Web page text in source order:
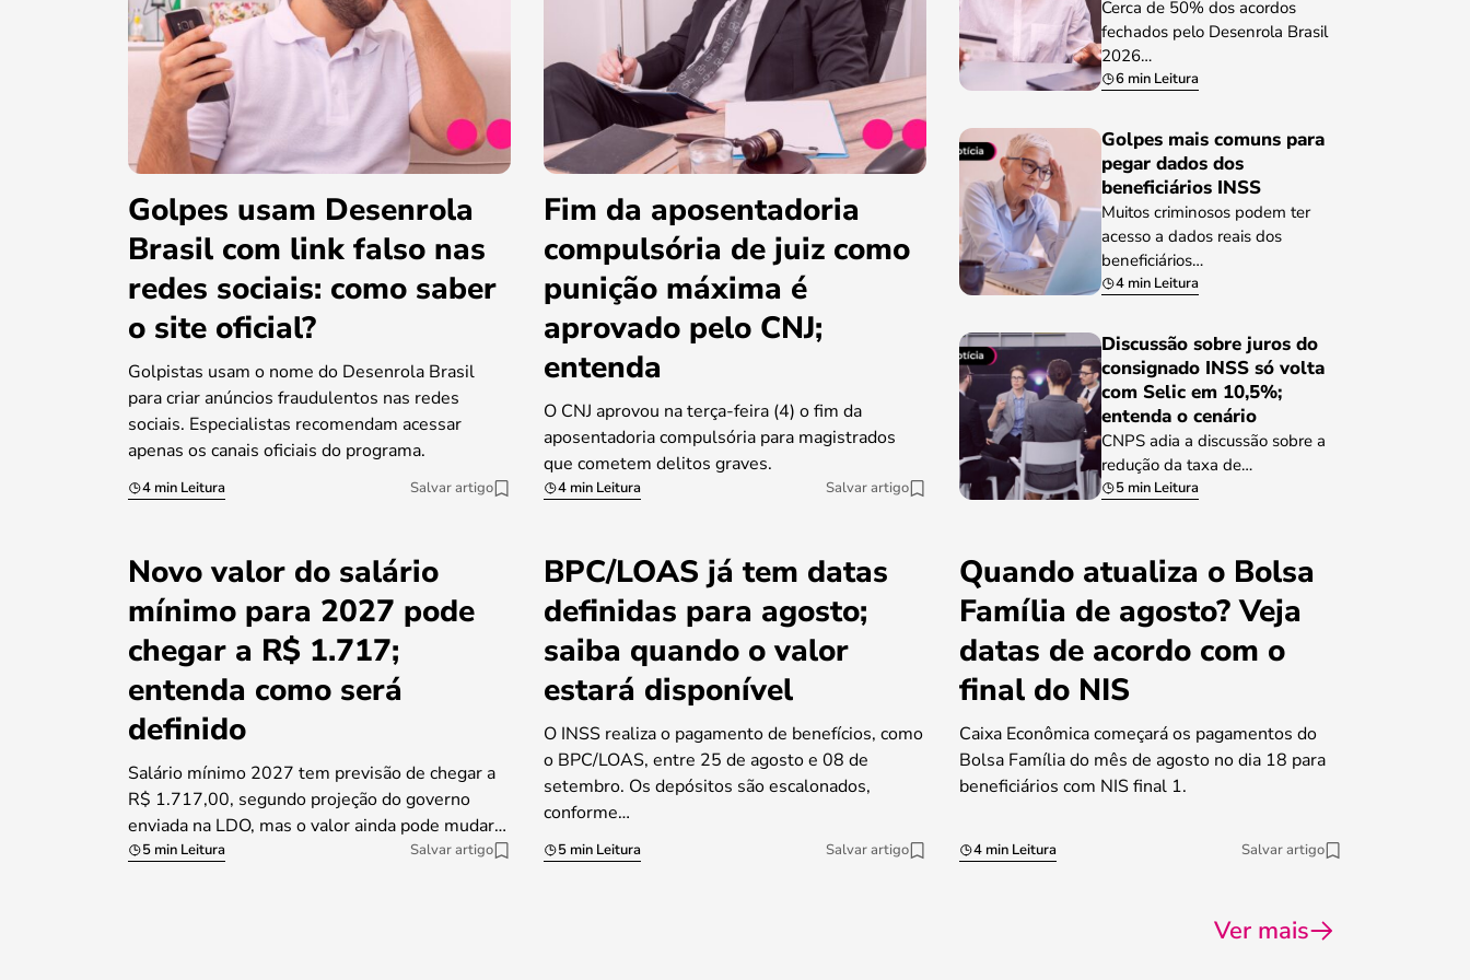
Golpes usam Desenrola
Brasil com link falso nas
redes sociais: como saber
o site oficial?
Golpistas usam o nome do Desenrola Brasil
para criar anúncios fraudulentos nas redes
sociais. Especialistas recomendam acessar
apenas os canais oficiais do programa.
4 min Leitura Salvar artigo
Fim da aposentadoria
compulsória de juiz como
punição máxima é
aprovado pelo CNJ;
entenda
O CNJ aprovou na terça-feira (4) o fim da
aposentadoria compulsória para magistrados
que cometem delitos graves.
4 min Leitura Salvar artigo
Cerca de 50% dos acordos
fechados pelo Desenrola Brasil
2026…
6 min Leitura
Golpes mais comuns para
pegar dados dos
beneficiários INSS
Muitos criminosos podem ter
acesso a dados reais dos
beneficiários…
4 min Leitura
Discussão sobre juros do
consignado INSS só volta
com Selic em 10,5%;
entenda o cenário
CNPS adia a discussão sobre a
redução da taxa de…
5 min Leitura
Novo valor do salário
mínimo para 2027 pode
chegar a R$ 1.717;
entenda como será
definido
Salário mínimo 2027 tem previsão de chegar a
R$ 1.717,00, segundo projeção do governo
enviada na LDO, mas o valor ainda pode mudar…
5 min Leitura Salvar artigo
BPC/LOAS já tem datas
definidas para agosto;
saiba quando o valor
estará disponível
O INSS realiza o pagamento de benefícios, como
o BPC/LOAS, entre 25 de agosto e 08 de
setembro. Os depósitos são escalonados,
conforme…
5 min Leitura Salvar artigo
Quando atualiza o Bolsa
Família de agosto? Veja
datas de acordo com o
final do NIS
Caixa Econômica começará os pagamentos do
Bolsa Família do mês de agosto no dia 18 para
beneficiários com NIS final 1.
4 min Leitura Salvar artigo
Ver mais